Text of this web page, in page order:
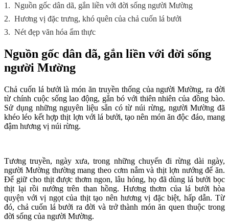
1. Nguồn gốc dân dã, gắn liền với đời sống người Mường
2. Hương vị đặc trưng, khó quên của chả cuốn lá bưởi
3. Nét đẹp văn hóa ẩm thực
Nguồn gốc dân dã, gắn liền với đời sống
người Mường
Chả cuốn lá bưởi là món ăn truyền thống của người Mường, ra đời
từ chính cuộc sống lao động, gắn bó với thiên nhiên của đồng bào.
Sử dụng những nguyên liệu sẵn có từ núi rừng, người Mường đã
khéo léo kết hợp thịt lợn với lá bưởi, tạo nên món ăn độc đáo, mang
đậm hương vị núi rừng.
Tương truyền, ngày xưa, trong những chuyến đi rừng dài ngày,
người Mường thường mang theo cơm nắm và thịt lợn nướng để ăn.
Để giữ cho thịt được thơm ngon, lâu hỏng, họ đã dùng lá bưởi bọc
thịt lại rồi nướng trên than hồng. Hương thơm của lá bưởi hòa
quyện với vị ngọt của thịt tạo nên hương vị đặc biệt, hấp dẫn. Từ
đó, chả cuốn lá bưởi ra đời và trở thành món ăn quen thuộc trong
đời sống của người Mường.